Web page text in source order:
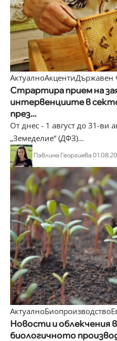
АктуалноАкцентиДържавен
Страртира прием на
интервенциите в
през...
От днес - 1 август до 31-ви
„Земеделие“ (ДФЗ)…
Павлина Георгиева
АктуалноБиопроизводство
Новости и облекчения
биологичното